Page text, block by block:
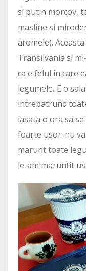
si putin morcov,
masline si
aromele).
Transilvania si
ca e felul in care
legumele. E o
intrepatrund
lasata o ora sa se
foarte usor: nu
marunt toate
le-am maruntit